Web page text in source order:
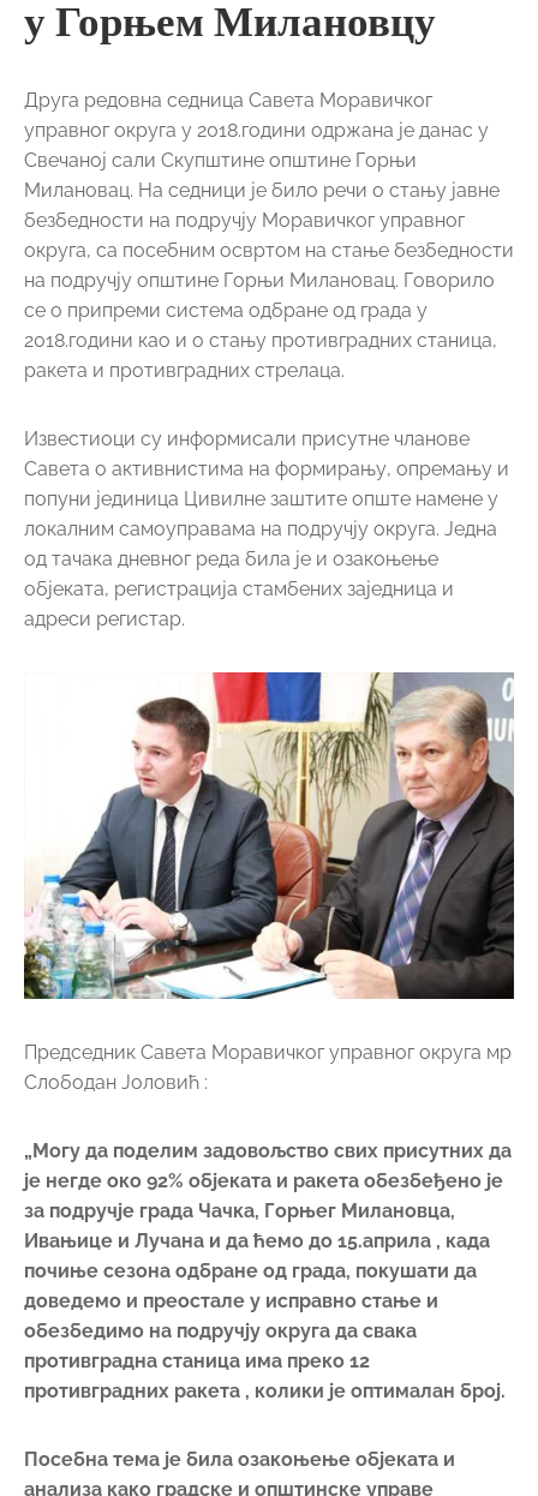
се о припреми система одбране од града у
2018.години као и о стању противградних станица,
Известиоци су информисали присутне чланове
Савета о активнистима на формирању, опремању и
попуни јединица Цивилне заштите опште намене у
локалним самоуправама на подручју округа. Једна
од тачака дневног реда била је и озакоњење
објеката, регистрација стамбених заједница и
адреси регистар.
Председник Савета Моравичког управног округа мр
Слободан Јоловић :
„Могу да поделим задовољство свих присутних да
је негде око 92% објеката и ракета обезбеђено је
за подручје града Чачка, Горњег Милановца,
Ивањице и Лучана и да ћемо до 15.априла , када
почиње сезона одбране од града, покушати да
доведемо и преостале у исправно стање и
противградна станица има преко 12
противградних ракета , колики је оптималан број.
Посебна тема је била озакоњење објеката и
анализа како градске и општинске управе
спроводе своје обавезе које проистичу из закона
о озакоњењу објеката. Констатовали смо да
поједине управе то добро раде, а неке од њих
треба да мало више буду посвећене том послу,
јер то је посао који је од општег интереса са једне
стране, а са друге у интересу је сваког грађанина
који има нелегално саграђен објекат да по